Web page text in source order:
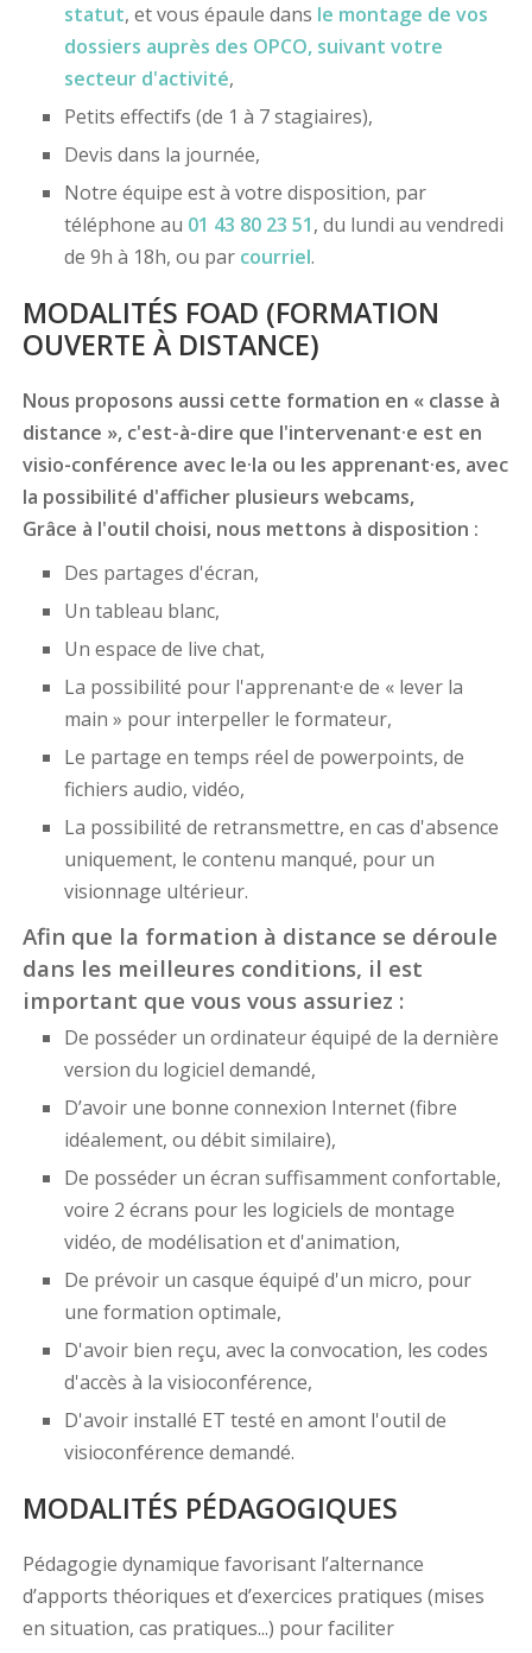
statut, et vous épaule dans le montage de vos
dossiers auprès des OPCO, suivant votre
secteur d'activité,
Petits effectifs (de 1 à 7 stagiaires),
Devis dans la journée,
Notre équipe est à votre disposition, par
téléphone au 01 43 80 23 51, du lundi au vendredi
de 9h à 18h, ou par courriel.
MODALITÉS FOAD (FORMATION
OUVERTE À DISTANCE)
Nous proposons aussi cette formation en « classe à
distance », c'est-à-dire que l'intervenant·e est en
visio-conférence avec le·la ou les apprenant·es, avec
la possibilité d'afficher plusieurs webcams,
Grâce à l'outil choisi, nous mettons à disposition :
Des partages d'écran,
Un tableau blanc,
Un espace de live chat,
La possibilité pour l'apprenant·e de « lever la
main » pour interpeller le formateur,
Le partage en temps réel de powerpoints, de
fichiers audio, vidéo,
La possibilité de retransmettre, en cas d'absence
uniquement, le contenu manqué, pour un
visionnage ultérieur.
Afin que la formation à distance se déroule
dans les meilleures conditions, il est
important que vous vous assuriez :
De posséder un ordinateur équipé de la dernière
version du logiciel demandé,
D’avoir une bonne connexion Internet (fibre
idéalement, ou débit similaire),
De posséder un écran suffisamment confortable,
voire 2 écrans pour les logiciels de montage
vidéo, de modélisation et d'animation,
De prévoir un casque équipé d'un micro, pour
une formation optimale,
D'avoir bien reçu, avec la convocation, les codes
d'accès à la visioconférence,
D'avoir installé ET testé en amont l'outil de
visioconférence demandé.
MODALITÉS PÉDAGOGIQUES
Pédagogie dynamique favorisant l’alternance
d’apports théoriques et d’exercices pratiques (mises
en situation, cas pratiques...) pour faciliter